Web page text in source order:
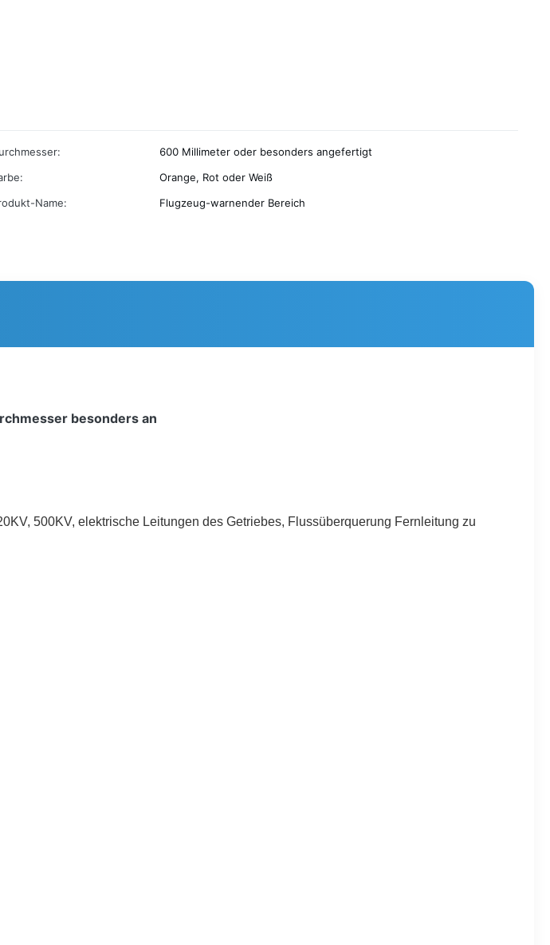
600 Millimeter oder besonders angefertigt
Orange, Rot oder Weiß
Name:
Flugzeug-warnender Bereich
besonders an
500KV, elektrische Leitungen des Getriebes, Flussüberquerung Fernleitung zu